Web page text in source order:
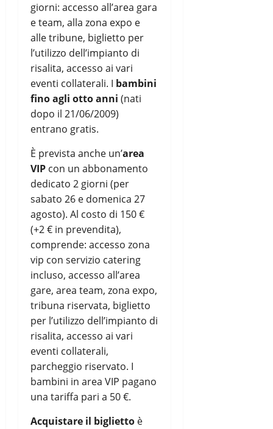
giorni: accesso all’area gara
e team, alla zona expo e
alle tribune, biglietto per
l’utilizzo dell’impianto di
risalita, accesso ai vari
eventi collaterali. I bambini
fino agli otto anni (nati
dopo il 21/06/2009)
entrano gratis.
È prevista anche un’area
VIP con un abbonamento
dedicato 2 giorni (per
sabato 26 e domenica 27
agosto). Al costo di 150 €
(+2 € in prevendita),
comprende: accesso zona
vip con servizio catering
incluso, accesso all’area
gare, area team, zona expo,
tribuna riservata, biglietto
per l’utilizzo dell’impianto di
risalita, accesso ai vari
eventi collaterali,
parcheggio riservato. I
bambini in area VIP pagano
una tariffa pari a 50 €.
Acquistare il biglietto è